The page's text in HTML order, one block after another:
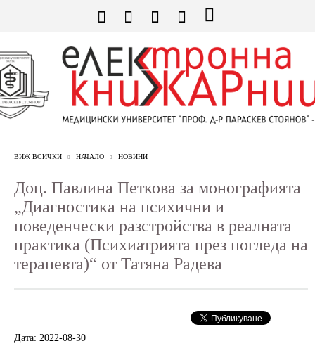
ВИЖ ВСИЧКИ НАЧАЛО НОВИНИ
Доц. Павлина Петкова за монографията
„Диагностика на психични и
поведенчески разстройства в реалната
практика (Психиатрията през погледа на
терапевта)“ от Татяна Радева
Дата: 2022-08-30